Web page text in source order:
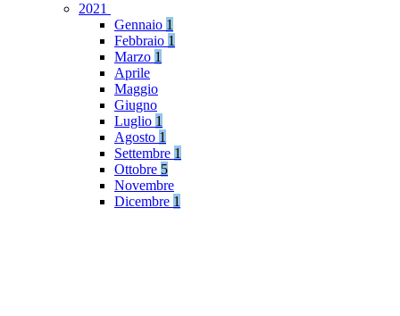
2021
Gennaio 1
Febbraio 1
Marzo 1
Aprile
Maggio
Giugno
Luglio 1
Agosto 1
Settembre 1
Ottobre 5
Novembre
Dicembre 1